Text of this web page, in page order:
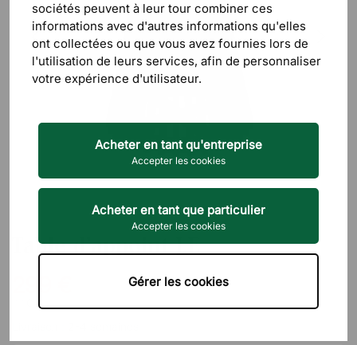
sociétés peuvent à leur tour combiner ces
informations avec d'autres informations qu'elles
ont collectées ou que vous avez fournies lors de
l'utilisation de leurs services, afin de personnaliser
votre expérience d'utilisateur.
Acheter en tant qu'entreprise
Accepter les cookies
Acheter en tant que particulier
Accepter les cookies
Gérer les cookies
SCANDINAVIAN SELECTION
Table d'appoint J.E